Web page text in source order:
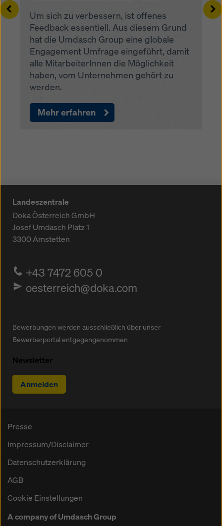
Um sich zu verbessern, ist offenes
Feedback essentiell. Aus diesem Grund
hat die Umdasch Group eine globale
Engagement Umfrage eingeführt, damit
alle MitarbeiterInnen die Möglichkeit
haben, vom Unternehmen gehört zu
werden.
Mehr erfahren
Left
Landeszentrale
Doka Österreich GmbH
Josef Umdasch Platz 1
3300Amstetten
+43 7472 605 0
oesterreich@doka.com
Bewerbungen werden ausschließlich über unser
Bewerberportal entgegengenommen
Newsletter
Anmelden
Presse
Impressum/Disclaimer
Datenschutzerklärung
AGB
Cookie Einstellungen
A company of Umdasch Group